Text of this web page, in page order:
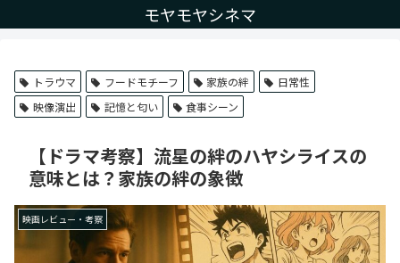
モヤモヤシネマ
トラウマ フードモチーフ 家族の絆
日常性
映像演出
記憶と匂い 食事シーン
【ドラマ考察】流星の絆のハヤシライスの
意味とは？家族の絆の象徴
映画レビュー・考察